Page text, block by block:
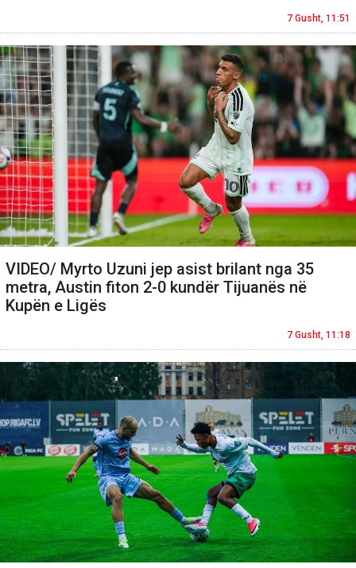
7 Gusht, 11:51
VIDEO/ Myrto Uzuni jep asist brilant nga 35
metra, Austin fiton 2-0 kundër Tijuanës në
Kupën e Ligës
7 Gusht, 11:18